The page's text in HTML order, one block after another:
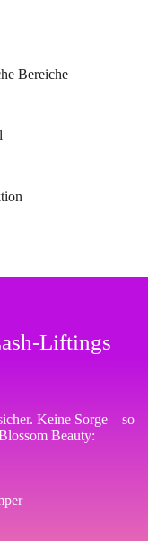
Bereiche
Liftings
Keine Sorge – so
Beauty: